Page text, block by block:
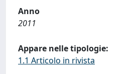
Anno
2011
Appare nelle tipologie:
1.1 Articolo in rivista